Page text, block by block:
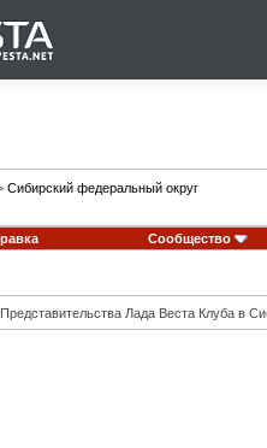
Сибирский федеральный округ
Сообщество
Представительства Лада Веста Клуба в